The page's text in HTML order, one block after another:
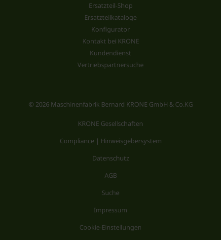
Ersatzteil-Shop
Ersatzteilkataloge
Konfigurator
Kontakt bei KRONE
Kundendienst
Vertriebspartnersuche
© 2026 Maschinenfabrik Bernard KRONE GmbH & Co.KG
KRONE Gesellschaften
Compliance | Hinweisgebersystem
Datenschutz
AGB
Suche
Impressum
Cookie-Einstellungen